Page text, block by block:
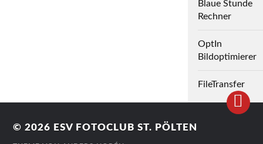
Blaue Stunde
Rechner
OptIn
Bildoptimierer
FileTransfer
© 2026 ESV FOTOCLUB ST. PÖLTEN